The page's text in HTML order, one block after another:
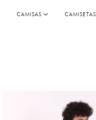
CAMISAS CAMISETAS